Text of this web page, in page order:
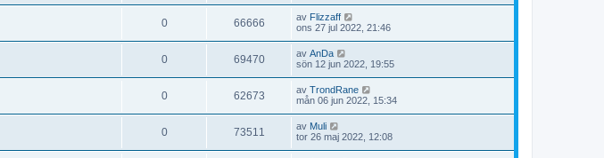
0 66666 av Flizzaff
ons 27 jul 2022, 21:46
0 69470 av AnDa
sön 12 jun 2022, 19:55
0 62673 av TrondRane
mån 06 jun 2022, 15:34
0 73511 av Muli
tor 26 maj 2022, 12:08